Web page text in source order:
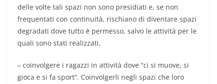
delle volte tali spazi non sono presidiati e, se non
frequentati con continuità, rischiano di diventare spazi
degradati dove tutto è permesso, salvo le attività per le
quali sono stati realizzati.
– coinvolgere i ragazzi in attività dove “ci si muove, si
gioca e si fa sport”. Coinvolgerli negli spazi che loro